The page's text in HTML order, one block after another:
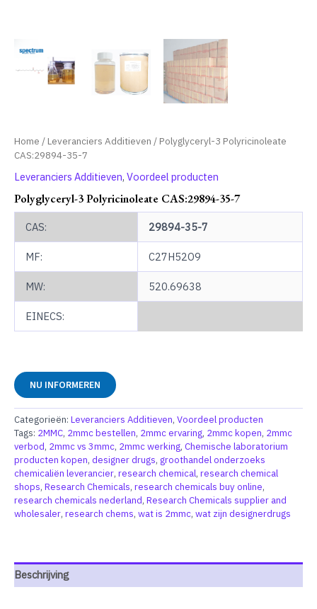
Home /Leveranciers Additieven / Polyglyceryl-3 Polyricinoleate
CAS:29894-35-7
Leveranciers Additieven, Voordeel producten
Polyglyceryl-3 Polyricinoleate CAS:29894-35-7
CAS: 29894-35-7
MF: C27H52O9
MW: 520.69638
EINECS:
NU INFORMEREN
Categorieën: Leveranciers Additieven, Voordeel producten
Tags: 2MMC, 2mmc bestellen, 2mmc ervaring, 2mmc kopen, 2mmc
verbod, 2mmc vs 3mmc, 2mmc werking, Chemische laboratorium
producten kopen, designer drugs, groothandel onderzoeks
chemicaliën leverancier, research chemical, research chemical
shops, Research Chemicals, research chemicals buy online,
research chemicals nederland, Research Chemicals supplier and
wholesaler, research chems, wat is 2mmc, wat zijn designerdrugs
Beschrijving